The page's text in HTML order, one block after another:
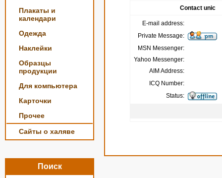
Плакаты и
календари
Одежда
Наклейки
Образцы
продукции
Для компьютера
Карточки
Прочее
Сайты о халяве
Поиск
Contact unic
E-mail address:
Private Message:
MSN Messenger:
Yahoo Messenger:
AIM Address:
ICQ Number:
Status: